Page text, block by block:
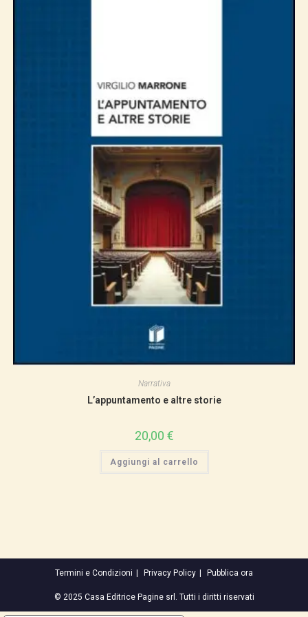
Narrativa
L’appuntamento e altre storie
20,00 €
Aggiungi al carrello
Termini e Condizioni Privacy Policy Pubblica ora
© 2025 Casa Editrice Pagine srl. Tutti i diritti riservati